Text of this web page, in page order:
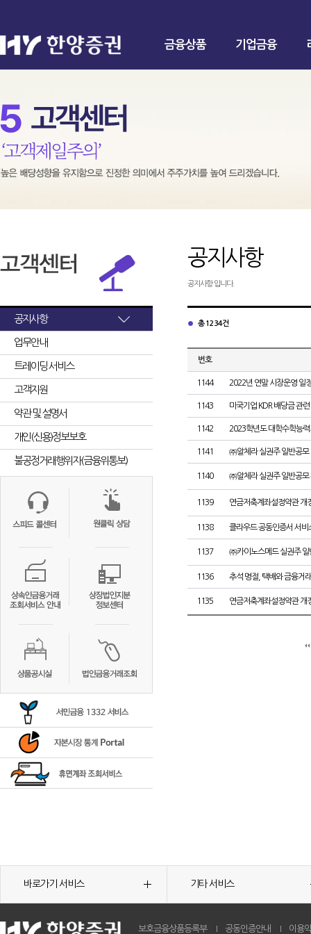
금융상품 기업금융
공지사항
업무안내
트레이딩 서비스
고객지원
약관 및 설명서
개인(신용)정보보호
불공정거래행위자(금융위통보)
공지사항
공지사항 입니다.
총 1234건
번호
1144 2022년 연말 시장운영 일
1143 미국기업 KDR 배당금 관
1142 2023학년도 대학수학능
1141 ㈜알체라 실권주 일반공모
1140 ㈜알체라 실권주 일반공모
1139 연금저축계좌설정약관 개
1138 클라우드 공동인증서 서비
1137 ㈜카이노스메드 실권주 일
1136 추석 명절, 택배와 금융거
1135 연금저축계좌설정약관 개
바로가기 서비스 기타 서비스
보호금융상품등록부 공동인증안내 이용